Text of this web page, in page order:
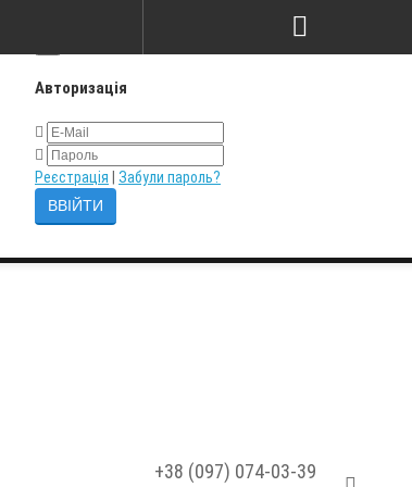
Авторизація
Реєстрація Забули пароль?
+38 (097) 074-03-39